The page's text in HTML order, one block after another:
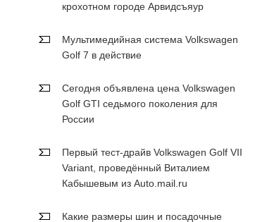
крохотном городе Арвидсъяур
Мультимедийная система Volkswagen
Golf 7 в действие
Сегодня объявлена цена Volkswagen
Golf GTI седьмого поколения для
России
Первый тест-драйв Volkswagen Golf VII
Variant, проведённый Виталием
Кабышевым из Auto.mail.ru
Какие размеры шин и посадочные